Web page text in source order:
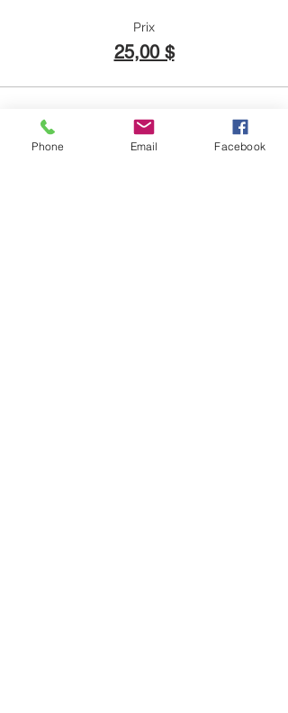
Prix
25,00 $
Complet
Type de billet
Phone Email Facebook